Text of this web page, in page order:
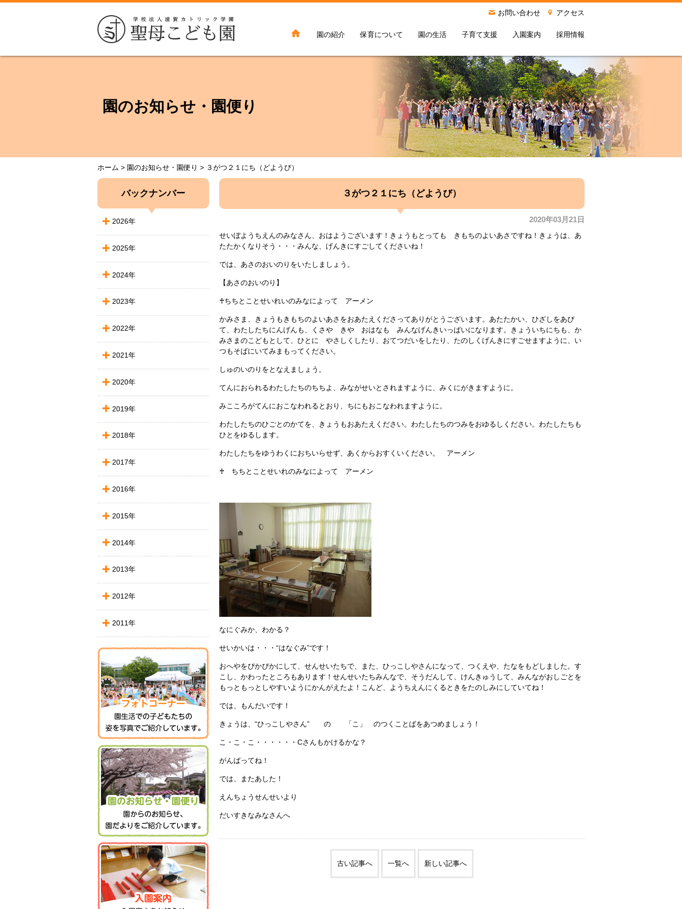
 園の紹介 保育について 園の生活 子育て支援 入園案内 採用情報
お問い合わせ アクセス
園のお知らせ・園便り
ホーム > 園のお知らせ・園便り > ３がつ２１にち（どようび）
３がつ２１にち（どようび）
2020年03月21日
せいぼようちえんのみなさん、おはようございます！きょうもとっても きもちのよいあさですね！きょうは、あ
たたかくなりそう・・・みんな、げんきにすごしてくださいね！
では、あさのおいのりをいたしましょう。
【あさのおいのり】
♰ちちとことせいれいのみなによって アーメン
かみさま、きょうもきもちのよいあさをおあたえくださってありがとうございます。あたたかい、ひざしをあび
て、わたしたちにんげんも、くさや きや おはなも みんなげんきいっぱいになります。きょういちにちも、か
みさまのこどもとして、ひとに やさしくしたり、おてつだいをしたり、たのしくげんきにすごせますように、い
つもそばにいてみまもってください。
しゅのいのりをとなえましょう。
てんにおられるわたしたちのちちよ、みながせいとされますように、みくにがきますように。
みこころがてんにおこなわれるとおり、ちにもおこなわれますように。
わたしたちのひごとのかてを、きょうもおあたえください。わたしたちのつみをおゆるしください。わたしたちも
ひとをゆるします。
わたしたちをゆうわくにおちいらせず、あくからおすくいください。 アーメン
♰ ちちとことせいれのみなによって アーメン
なにぐみか、わかる？
せいかいは・・・“はなぐみ”です！
おへやをぴかぴかにして、せんせいたちで、また、ひっこしやさんになって、つくえや、たなをもどしました。す
こし、かわったところもあります！せんせいたちみんなで、そうだんして、けんきゅうして、みんながおしごとを
もっともっとしやすいようにかんがえたよ！こんど、ようちえんにくるときをたのしみにしていてね！
では、もんだいです！
きょうは、“ひっこしやさん” の 「こ」 のつくことばをあつめましょう！
こ・こ・こ・・・・・・Cさんもかけるかな？
がんばってね！
では、またあした！
えんちょうせんせいより
だいすきなみなさんへ
古い記事へ 一覧へ 新しい記事へ
バックナンバー
2026年
2025年
2024年
2023年
2022年
2021年
2020年
2019年
2018年
2017年
2016年
2015年
2014年
2013年
2012年
2011年